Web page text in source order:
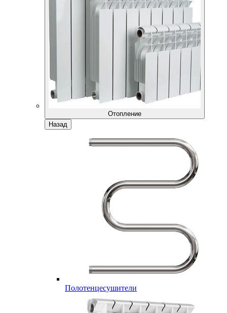
Отопление
Назад
Полотенцесушители